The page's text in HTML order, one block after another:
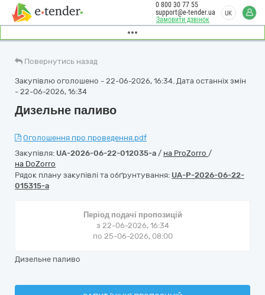
Замовити дзвінок
0 800 30 77 55
support@e-tender.ua
UK
Повернутись назад
Закупівлю оголошено - 22-06-2026, 16:34. Дата останніх змін
- 22-06-2026, 16:34
Дизельне паливо
Оголошення про проведення.pdf
Закупівля: UA-2026-06-22-012035-a / на ProZorro /
на DoZorro
Рядок плану закупівлі та обґрунтування: UA-P-2026-06-22-
015315-a
Період подачі пропозицій
з 22-06-2026, 16:34
по 25-06-2026, 08:00
Дизельне паливо